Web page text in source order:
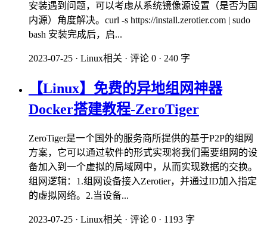
安装遇到问题，可以考虑从系统镜像源设置（是否为国
内源）角度解决。curl -s https://install.zerotier.com | sudo
bash 安装完成后，启...
2023-07-25 · Linux相关 · 评论 0 · 240 字
【Linux】免费的异地组网神器
Docker搭建教程-ZeroTiger
ZeroTiger是一个国外的服务商所提供的基于P2P的组网
方案，它可以通过软件的形式实现将我们需要组网的设
备加入到一个虚拟的局域网中，从而实现数据的交换。
组网逻辑：1.组网设备接入Zerotier，并通过ID加入指定
的虚拟网络。2.当设备...
2023-07-25 · Linux相关 · 评论 0 · 1193 字